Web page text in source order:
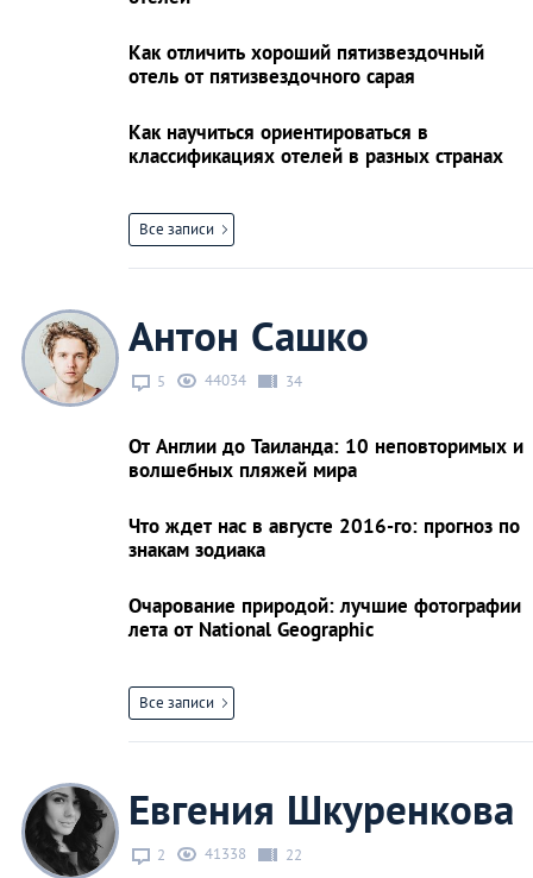
Как отличить хороший пятизвездочный
отель от пятизвездочного сарая
Как научиться ориентироваться в
классификациях отелей в разных странах
Все записи
Антон Сашко
5 44034 34
От Англии до Таиланда: 10 неповторимых и
волшебных пляжей мира
Что ждет нас в августе 2016-го: прогноз по
знакам зодиака
Очарование природой: лучшие фотографии
лета от National Geographic
Все записи
Евгения Шкуренкова
2 41338 22